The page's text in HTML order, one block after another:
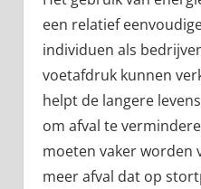
een relatief
individuen als
voetafdruk kunnen
helpt de langere
om afval te
moeten vaker worden
meer afval dat op